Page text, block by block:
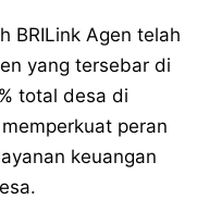
BRILink Agen telah
yang tersebar di
total desa di
peran
keuangan